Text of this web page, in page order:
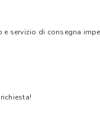
e servizio di consegna